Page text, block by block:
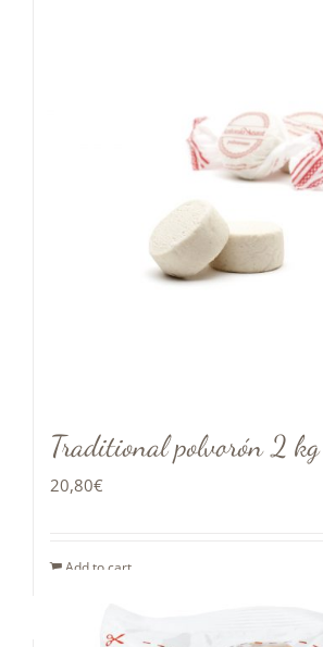
Traditional polvorón 2 kg
20,80€
Add to cart